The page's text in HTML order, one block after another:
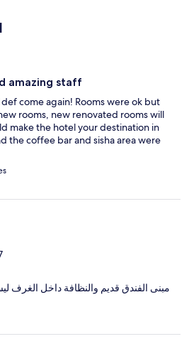
amazing staff
come again! Rooms were ok but
rooms, new renovated rooms will
make the hotel your destination in
the coffee bar and sisha area were
مبنى الفندق قديم والنظافة داخل